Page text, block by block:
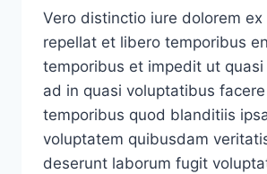
Vero distinctio iure dolorem ex
repellat et libero temporibus
temporibus et impedit ut
ad in quasi voluptatibus
temporibus quod blanditiis
voluptatem quibusdam
deserunt laborum fugit